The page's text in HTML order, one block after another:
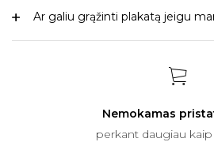
Ar galiu grąžinti plakatą jeigu
Nemokamas
perkant daugiau